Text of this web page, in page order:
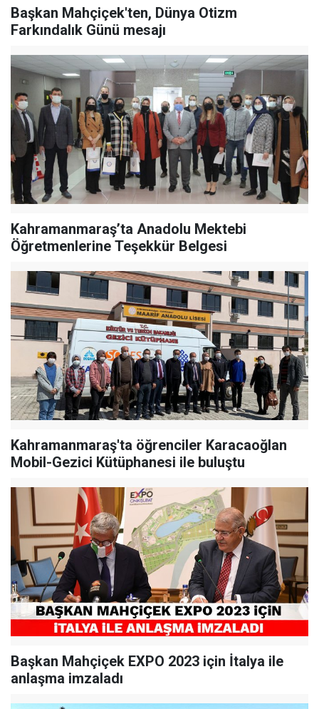
Başkan Mahçiçek'ten, Dünya Otizm
Farkındalık Günü mesajı
Kahramanmaraş’ta Anadolu Mektebi
Öğretmenlerine Teşekkür Belgesi
Kahramanmaraş'ta öğrenciler Karacaoğlan
Mobil-Gezici Kütüphanesi ile buluştu
Başkan Mahçiçek EXPO 2023 için İtalya ile
anlaşma imzaladı